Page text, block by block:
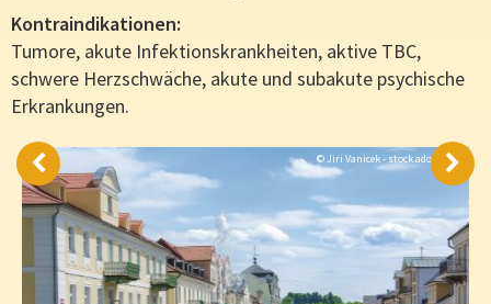
Kontraindikationen:
Tumore, akute Infektionskrankheiten, aktive TBC,
schwere Herzschwäche, akute und subakute psychische
Erkrankungen.
© Jiri Vanicek - stock.adobe.com